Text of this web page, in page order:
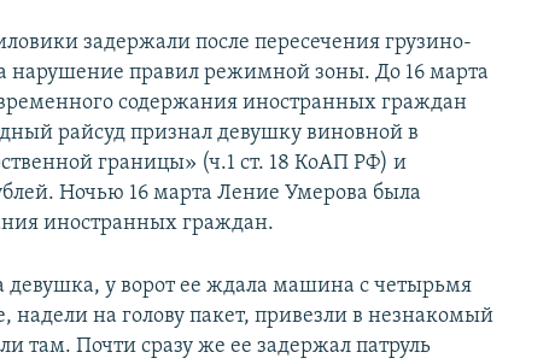
задержали после пересечения грузино-
нарушение правил режимной зоны. До 16 марта
содержания иностранных граждан
райсуд признал девушку виновной в
границы» (ч.1 ст. 18 КоАП РФ) и
Ночью 16 марта Ление Умерова была
иностранных граждан.
девушка, у ворот ее ждала машина с четырьмя
на голову пакет, привезли в незнакомый
там. Почти сразу же ее задержал патруль